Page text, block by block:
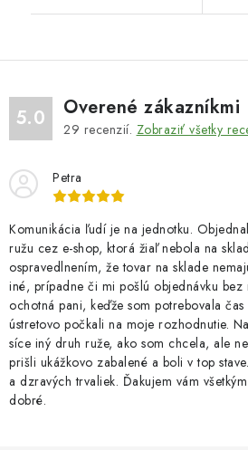
5.0 Overené zákazníkmi
29 recenzií. Zobraziť všetky
Petra
Komunikácia ľudí je na jednotku.
ružu cez e-shop, ktorá žiaľ nebola na
ospravedlnením, že tovar na sklade
iné, prípadne či mi pošlú objednávku bez
ochotná pani, keďže som potrebovala
ústretovo počkali na moje rozhodnutie.
síce iný druh ruže, ako som chcela, ale
prišli ukážkovo zabalené a boli v top
a dzravých trvaliek. Ďakujem vám
dobré.